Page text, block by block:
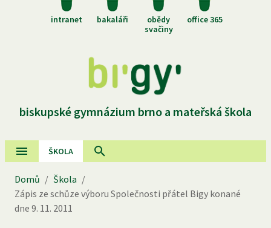
intranet bakaláři
obědy
svačiny
office 365
biskupské gymnázium brno a mateřská škola
ŠKOLA
Domů / Škola /
Zápis ze schůze výboru Společnosti přátel Bigy konané
dne 9. 11. 2011